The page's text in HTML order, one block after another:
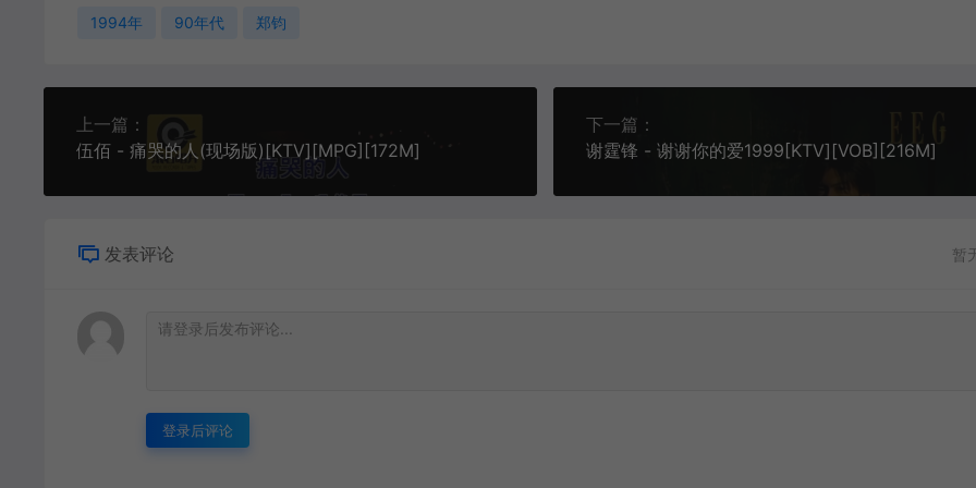
1994年 90年代 郑钧
上一篇：
伍佰 - 痛哭的人(现场版)[KTV][MPG][172M]
下一篇：
谢霆锋 - 谢谢你的爱1999[KTV][VOB][216M]
发表评论 暂
登录后评论